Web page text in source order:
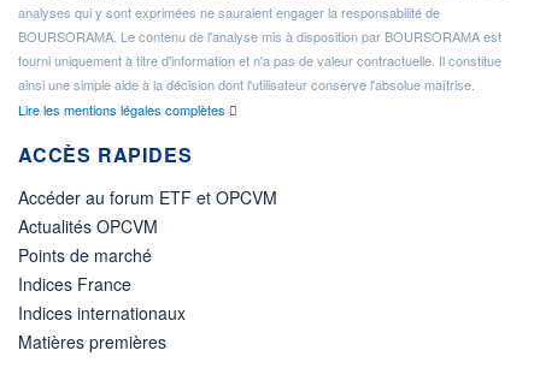
analyses qui y sont exprimées ne sauraient engager la responsabilité de
BOURSORAMA. Le contenu de l'analyse mis à disposition par BOURSORAMA est
fourni uniquement à titre d'information et n'a pas de valeur contractuelle. Il constitue
ainsi une simple aide à la décision dont l'utilisateur conserve l'absolue maîtrise.
Lire les mentions légales complètes
ACCÈS RAPIDES
Accéder au forum ETF et OPCVM
Actualités OPCVM
Points de marché
Indices France
Indices internationaux
Matières premières